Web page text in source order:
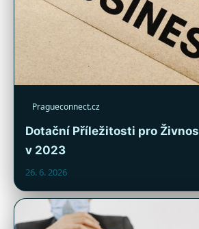
Pragueconnect.cz
Dotační Příležitosti pro
v 2023
26. 6. 2026